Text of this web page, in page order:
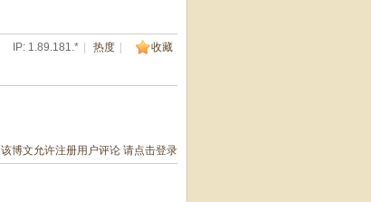
收藏
IP: 1.89.181.* | 热度 |
该博文允许注册用户评论 请点击登录